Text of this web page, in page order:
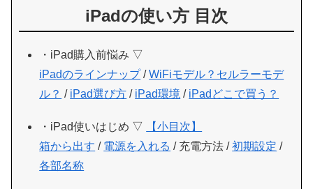
iPadの使い方 目次
・iPad購入前悩み ▽
iPadのラインナップ/WiFiモデル？セルラーモデ
ル？ / iPad選び方 / iPad環境 / iPadどこで買う？
・iPad使いはじめ ▽
【小目次】
箱から出す / 電源を入れる / 充電方法 /初期設定 /
各部名称